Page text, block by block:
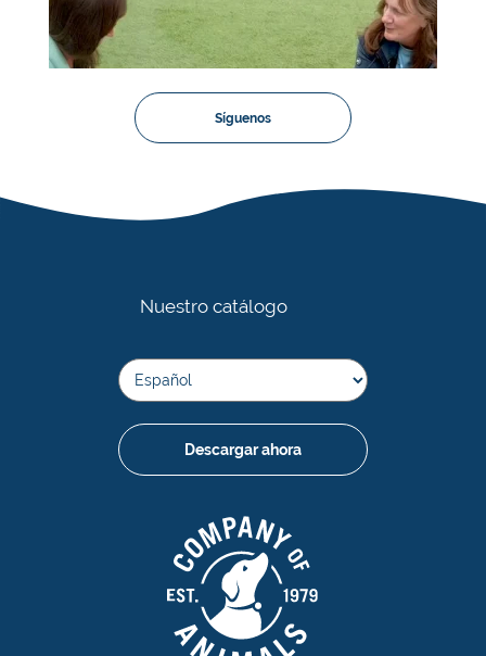
Síguenos
Nuestro catálogo
Descargar ahora